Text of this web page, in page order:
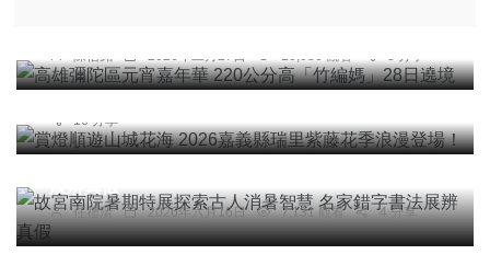
陳信銘 2026年二月27日 10,086 觀看 3 分享
登場！
16 分享
綜合新聞
故宮南院暑期特展探索古人消暑智慧 名家錯字書法
任禮清 2026年六月16日 7,131 觀看 4 分享
專欄
張榮興NPA 署長室【巴威颱風來襲，防颱不能等】